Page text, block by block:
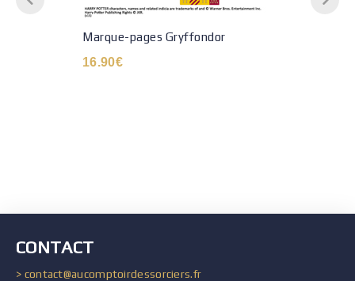
Marque-pages Gryffondor
16.90€
CONTACT
> contact@aucomptoirdessorciers.fr